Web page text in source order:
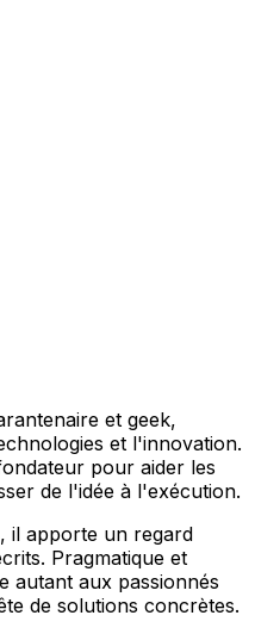
et geek,
et l'innovation.
pour aider les
de l'idée à l'exécution.
il apporte un regard
Pragmatique et
autant aux passionnés
de solutions concrètes.